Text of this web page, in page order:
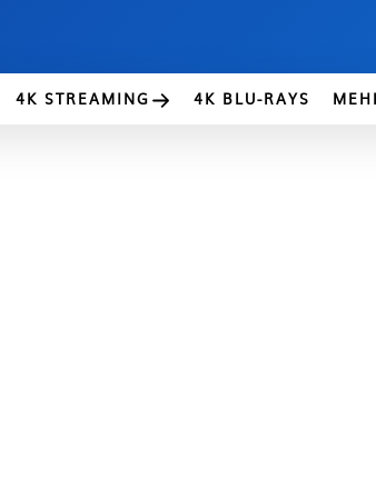
4K STREAMING 4K BLU-RAYS